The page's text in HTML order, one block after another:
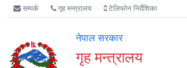
Accessibility
Mode
गर्नुहोस्
मुख्य
सामाग्री
मुख्य
नेभिगेसन
वेबसाइट
खोजमा
सम्पर्क गृह मन्त्रालय टेलिफोन निर्देशिका
नेपाल सरकार
गृह मन्त्रालय